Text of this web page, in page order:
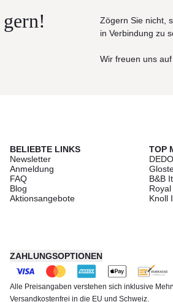
Zögern Sie nicht,
in Verbindung zu
Wir freuen uns auf
BELIEBTE LINKS
Newsletter
Anmeldung
FAQ
Blog
Aktionsangebote
TOP
B&B
Knoll
ZAHLUNGSOPTIONEN
Alle Preisangaben verstehen sich inklusive
Versandkostenfrei in die EU und Schweiz.